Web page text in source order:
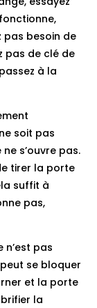
pas besoin de
pas de clé de
à la
soit pas
s’ouvre pas.
tirer la porte
suffit à
pas,
pas
se bloquer
et la porte
la